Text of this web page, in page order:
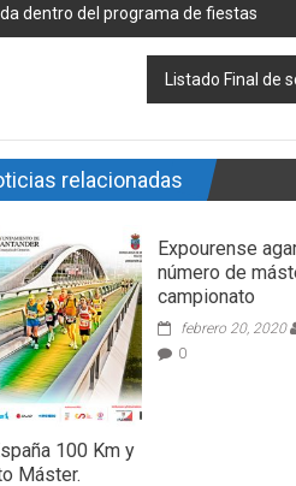
dentro del programa de fiestas
Listado Final de
relacionadas
100 Km y
Máster.
Expourense
número de
campionato
febrero 20, 2020
0